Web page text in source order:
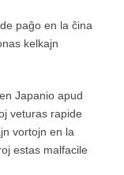
paĝo en la ĉina
kelkajn
Japanio apud
veturas rapide
vortojn en la
estas malfacile